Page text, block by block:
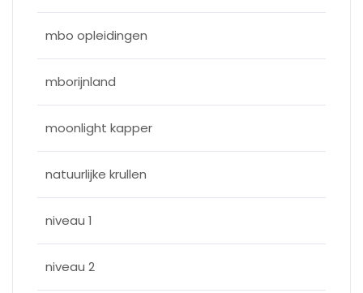
mbo opleidingen
mborijnland
moonlight kapper
natuurlijke krullen
niveau 1
niveau 2